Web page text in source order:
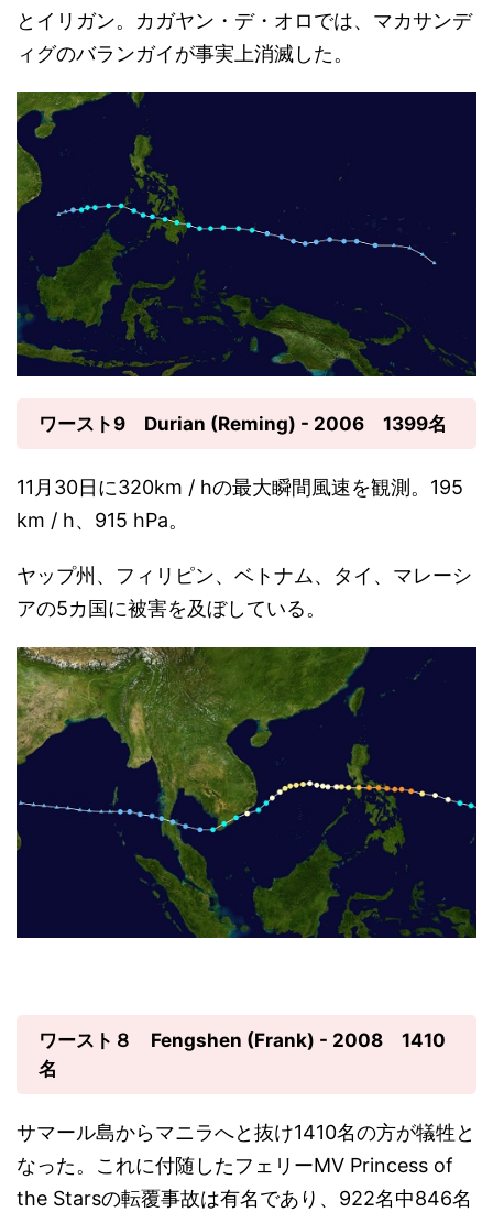
とイリガン。カガヤン・デ・オロでは、マカサンデ
ィグのバランガイが事実上消滅した。
ワースト9 Durian (Reming) - 2006 1399名
11月30日に320km / hの最大瞬間風速を観測。195
km / h、915 hPa。
ヤップ州、フィリピン、ベトナム、タイ、マレーシ
アの5カ国に被害を及ぼしている。
ワースト８ Fengshen (Frank) - 2008 1410
名
サマール島からマニラへと抜け1410名の方が犠牲と
なった。これに付随したフェリーMV Princess of
the Starsの転覆事故は有名であり、922名中846名